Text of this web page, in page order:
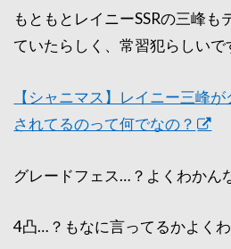
もともとレイニーSSRの三峰も
ていたらしく、常習犯らしいで
【シャニマス】レイニー三峰
されてるのって何でなの？
グレードフェス…？よくわかん
4凸…？もなに言ってるかよく